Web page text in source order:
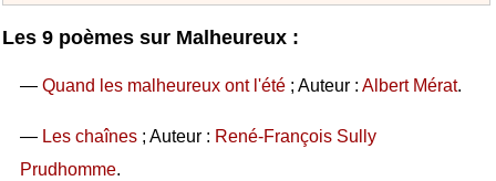
Les 9 poèmes sur Malheureux :
— Quand les malheureux ont l'été; Auteur : Albert Mérat.
— Les chaînes; Auteur : René-François Sully
Prudhomme.